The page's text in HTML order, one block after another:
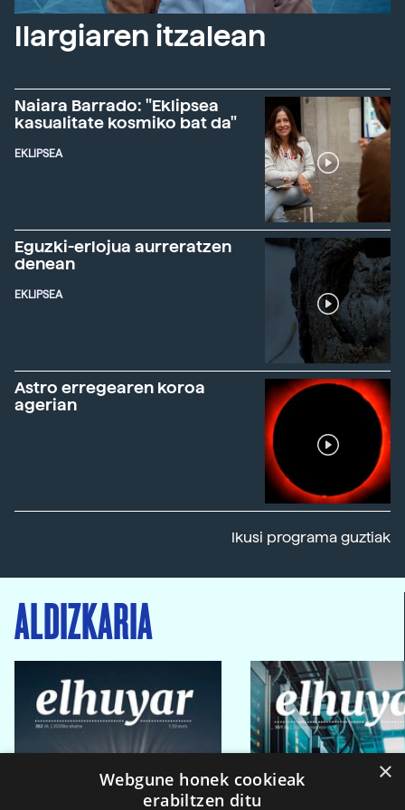
Ilargiaren itzalean
Naiara Barrado: "Eklipsea
kasualitate kosmiko bat da"
EKLIPSEA
Eguzki-erlojua aurreratzen
denean
EKLIPSEA
Astro erregearen koroa
agerian
Ikusi programa guztiak
ALDIZKARIA
×
Webgune honek cookieak
erabiltzen ditu